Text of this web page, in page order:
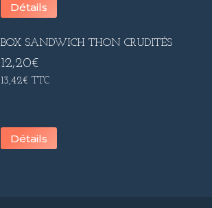
Détails
BOX SANDWICH THON CRUDITÉS
12,20€
13,42€ TTC
Détails